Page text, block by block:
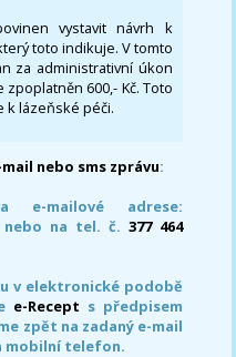
vystavit návrh k
toto indikuje. V tomto
za administrativní úkon
600,- Kč. Toto
k lázeňské péči.
nebo sms zprávu:
e-mailové adrese:
nebo na tel. č. 377 464
v elektronické podobě
e-Recept s předpisem
zpět na zadaný e-mail
mobilní telefon.